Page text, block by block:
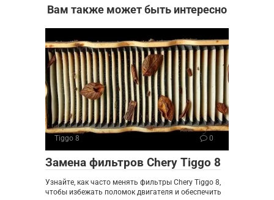
Вам также может быть интересно
Tiggo 8 0
Замена фильтров Chery Tiggo 8
Узнайте, как часто менять фильтры Chery Tiggo 8,
чтобы избежать поломок двигателя и обеспечить